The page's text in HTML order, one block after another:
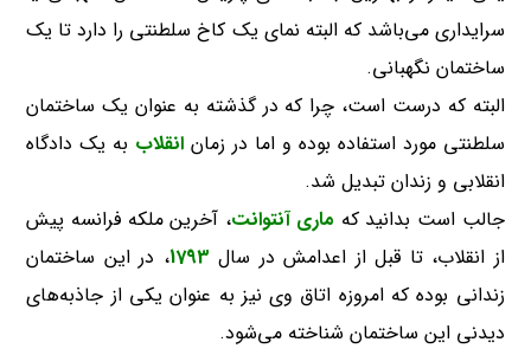
سرایداری می‌باشد که البته نمای یک کاخ سلطنتی را دارد تا یک
ساختمان نگهبانی.
البته که درست است، چرا که در گذشته به عنوان یک ساختمان
سلطنتی مورد استفاده بوده و اما در زمان انقلاب به یک دادگاه
انقلابی و زندان تبدیل شد.
جالب است بدانید که ماری آنتوانت، آخرین ملکه فرانسه پیش
از انقلاب، تا قبل از اعدامش در سال 1793، در این ساختمان
زندانی بوده که امروزه اتاق وی نیز به عنوان یکی از جاذبه‌های
دیدنی این ساختمان شناخته می‌شود.